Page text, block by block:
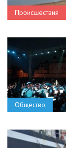
Происшествия
Общество